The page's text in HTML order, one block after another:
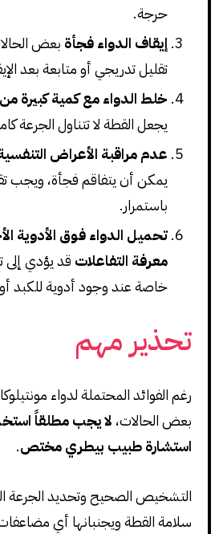
حرجة.
إيقاف الدواء فجأة بعض
تقليل تدريجي أو متابعة بعد
خلط الدواء مع كمية كبيرة
يجعل القطة لا تتناول الجرعة
عدم مراقبة الأعراض
يمكن أن يتفاقم فجأة، ويجب
باستمرار.
تحميل الدواء فوق الأدوية
معرفة التفاعلات قد يؤدي إلى
خاصة عند وجود أدوية للكبد أو
تحذير مهم
رغم الفوائد المحتملة لدواء
بعض الحالات، لا يجب مطلقاً
استشارة طبيب بيطري مختص.
التشخيص الصحيح وتحديد الجرعة
سلامة القطة ويجنبانها أي